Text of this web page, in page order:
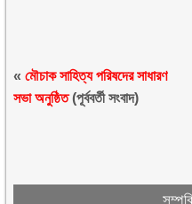
«মৌচাক সাহিত্য পরিষদের সাধারণ
সভা অনুষ্ঠিত(পূর্ববর্তী সংবাদ)